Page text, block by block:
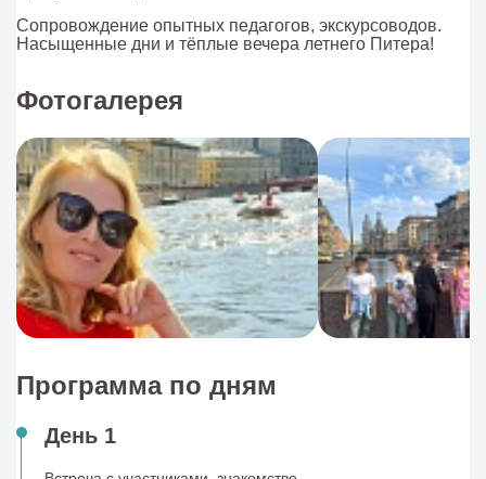
Сопровождение опытных педагогов, экскурсоводов.
Насыщенные дни и тёплые вечера летнего Питера!
Фотогалерея
Программа по дням
День 1